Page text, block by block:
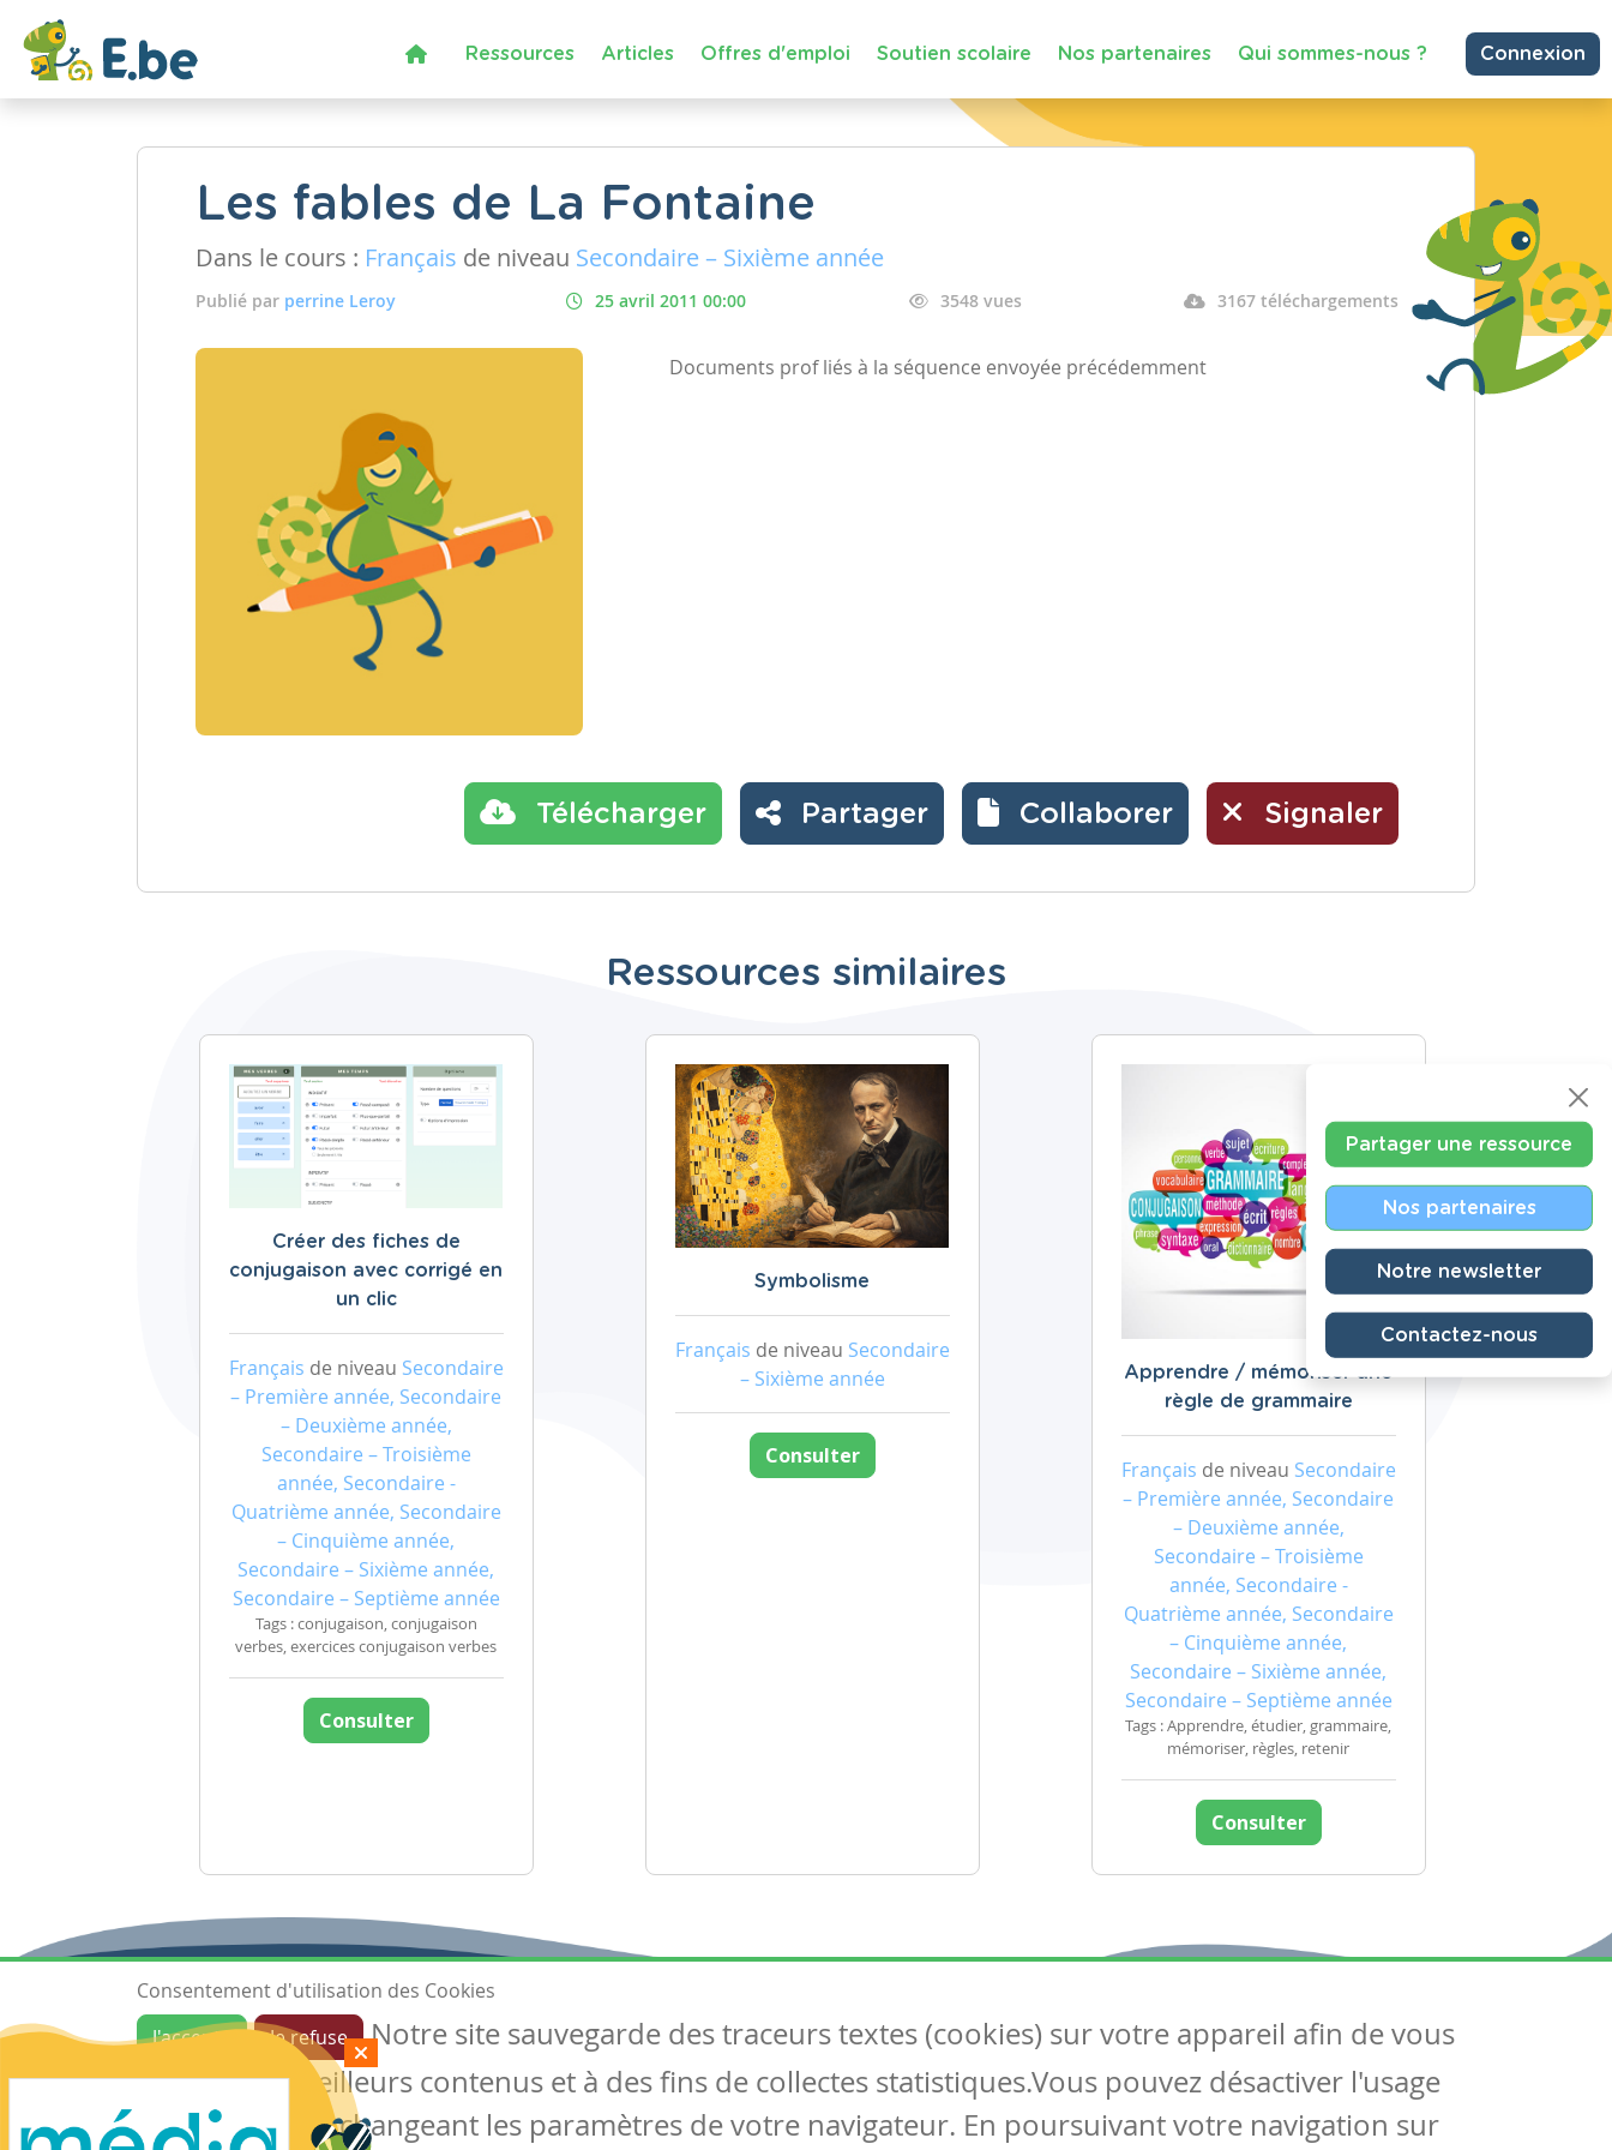
Ressources Articles Offres d'emploi Soutien scolaire Nos partenaires Qui sommes-nous ? Connexion
Les fables de La Fontaine
Dans le cours : Français de niveau Secondaire – Sixième année
Publié par perrine Leroy 25 avril 2011 00:00 3548 vues 3167 téléchargements
Documents prof liés à la séquence envoyée précédemment
Télécharger Partager Collaborer Signaler
Ressources similaires
Créer des fiches de
conjugaison avec corrigé en
un clic
Français de niveau Secondaire
– Première année, Secondaire
– Deuxième année,
Secondaire – Troisième
année, Secondaire -
Quatrième année, Secondaire
– Cinquième année,
Secondaire – Sixième année,
Secondaire – Septième année
Tags : conjugaison, conjugaison
verbes, exercices conjugaison verbes
Consulter
Symbolisme
Français de niveau Secondaire
– Sixième année
Consulter
Apprendre / mémoriser une
règle de grammaire
Français de niveau Secondaire
– Première année, Secondaire
– Deuxième année,
Secondaire – Troisième
année, Secondaire -
Quatrième année, Secondaire
– Cinquième année,
Secondaire – Sixième année,
Secondaire – Septième année
Tags : Apprendre, étudier, grammaire,
mémoriser, règles, retenir
Consulter
Partager une ressource
Nos partenaires
Notre newsletter
Contactez-nous
Ressources
Les ressources
Créer une ressource
Articles
Tous les articles
Articles DYS
Suivez-nous
Contactez-nous
Soutien scolaire
Consentement d'utilisation des Cookies
J'accepte
Je refuse
Notre site sauvegarde des traceurs textes (cookies) sur votre appareil afin de vous
garantir de meilleurs contenus et à des fins de collectes statistiques.Vous pouvez désactiver l'usage
des cookies en changeant les paramètres de votre navigateur. En poursuivant votre navigation sur